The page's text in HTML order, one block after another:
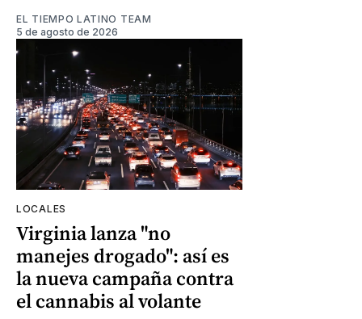
EL TIEMPO LATINO TEAM
5 de agosto de 2026
LOCALES
Virginia lanza "no
manejes drogado": así es
la nueva campaña contra
el cannabis al volante